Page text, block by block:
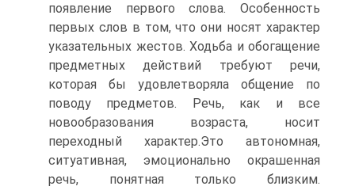
появление первого слова. Особенность
первых слов в том, что они носят характер
указательных жестов. Ходьба и обогащение
предметных действий требуют речи,
которая бы удовлетворяла общение по
поводу предметов. Речь, как и все
новообразования возраста, носит
переходный характер.Это автономная,
ситуативная, эмоционально окрашенная
речь, понятная только близким.